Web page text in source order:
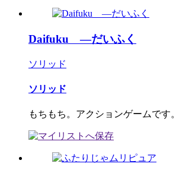
Daifuku ―だいふく
ソリッド
ソリッド
もちもち。アクションゲームです。